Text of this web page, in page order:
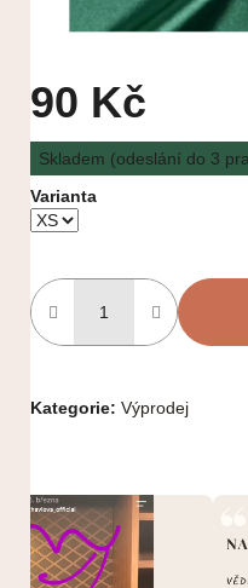
90 Kč
Měrná
cena:
Skladem (odeslání do 3
Varianta
Kategorie: Výprodej